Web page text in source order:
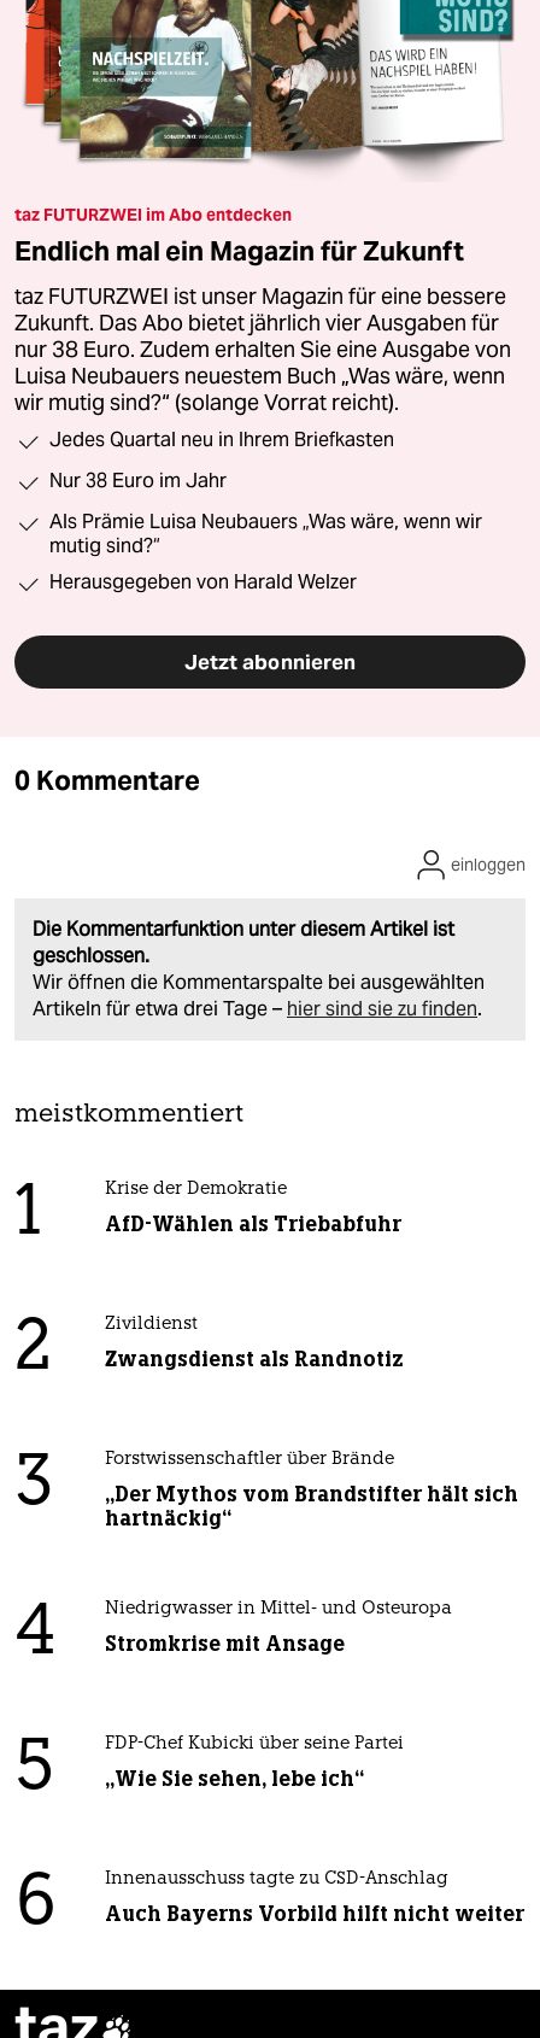
taz FUTURZWEI im Abo entdecken
Endlich mal ein Magazin für Zukunft
taz FUTURZWEI ist unser Magazin für eine bessere
Zukunft. Das Abo bietet jährlich vier Ausgaben für
nur 38 Euro. Zudem erhalten Sie eine Ausgabe von
Luisa Neubauers neuestem Buch „Was wäre, wenn
wir mutig sind?“ (solange Vorrat reicht).
Jedes Quartal neu in Ihrem Briefkasten
Nur 38 Euro im Jahr
Als Prämie Luisa Neubauers „Was wäre, wenn wir
mutig sind?“
Herausgegeben von Harald Welzer
Jetzt abonnieren
0 Kommentare
Die Kommentarfunktion unter diesem Artikel ist
geschlossen.
Wir öffnen die Kommentarspalte bei ausgewählten
Artikeln für etwa drei Tage – hier sind sie zu finden.
einloggen
meistkommentiert
1 Krise der Demokratie
AfD-Wählen als Triebabfuhr
2 Zivildienst
Zwangsdienst als Randnotiz
3 Forstwissenschaftler über Brände
„Der Mythos vom Brandstifter hält sich
hartnäckig“
4 Niedrigwasser in Mittel- und Osteuropa
Stromkrise mit Ansage
5 FDP-Chef Kubicki über seine Partei
„Wie Sie sehen, lebe ich“
6 Innenausschuss tagte zu CSD-Anschlag
Auch Bayerns Vorbild hilft nicht weiter